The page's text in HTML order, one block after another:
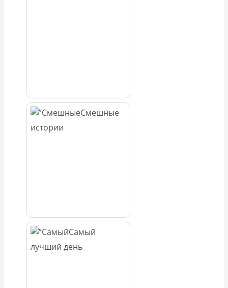
Смешные
истории
Самый
лучший день